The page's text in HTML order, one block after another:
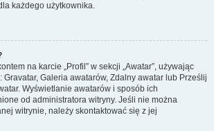
każdego użytkownika.
na karcie „Profil” w sekcji „Awatar”, używając
Gravatar, Galeria awatarów, Zdalny awatar lub Prześlij
Wyświetlanie awatarów i sposób ich
od administratora witryny. Jeśli nie można
witrynie, należy skontaktować się z jej